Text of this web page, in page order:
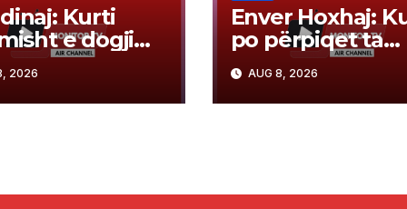
Kurti
e dogji
kushtetues
e
2026
Enver Hoxhaj:
po përpiqet ta
nënshtrojë
opozitën
AUG 8, 2026